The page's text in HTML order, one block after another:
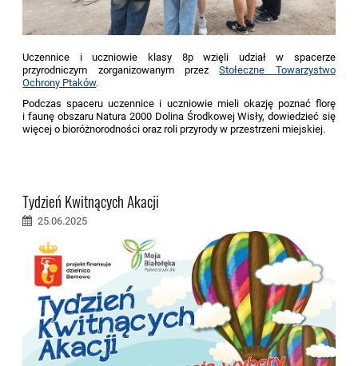
Uczennice i uczniowie klasy 8p wzięli udział w spacerze
przyrodniczym zorganizowanym przezStołeczne Towarzystwo
Ochrony Ptaków.
Podczas spaceru uczennice i uczniowie mieli okazję poznać florę
i faunę obszaru Natura 2000 Dolina Środkowej Wisły, dowiedzieć się
więcej o bioróżnorodności oraz roli przyrody w przestrzeni miejskiej.
Tydzień Kwitnących Akacji
25.06.2025